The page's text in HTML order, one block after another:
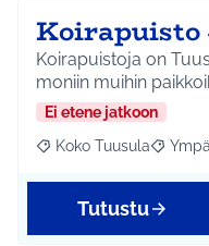
Koirapuisto
Koirapuistoja on
moniin muihin
Ei etene jatkoon
Rajaa tulokset aihepiirin
Koko Tuusula Rajaa
Tutustu